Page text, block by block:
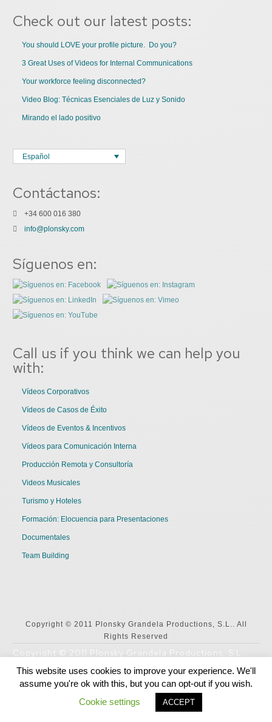
Check out our latest posts:
You should LOVE your profile picture. Do you?
3 Great Uses of Videos for Internal Communications
Your workforce feeling disconnected?
Video Blog: Técnicas Esenciales de Luz y Sonido
Mirando el lado positivo
Español
Contáctanos:
+34 600 016 380
info@plonsky.com
Síguenos en:
Call us if you think we can help you
with:
Vídeos Corporativos
Vídeos de Casos de Éxito
Vídeos de Eventos & Incentivos
Vídeos para Comunicación Interna
Producción Remota y Consultoría
Videos Musicales
Turismo y Hoteles
Formación: Elocuencia para Presentaciones
Documentales
Team Building
Copyright © 2011 Plonsky Grandela Productions, S.L.. All
Rights Reserved
Copyright © 2011 Plonsky Grandela Productions, S.L..
All Rights Reserved
This website uses cookies to improve your experience. We'll
assume you're ok with this, but you can opt-out if you wish.
Cookie settings
ACCEPT
Español